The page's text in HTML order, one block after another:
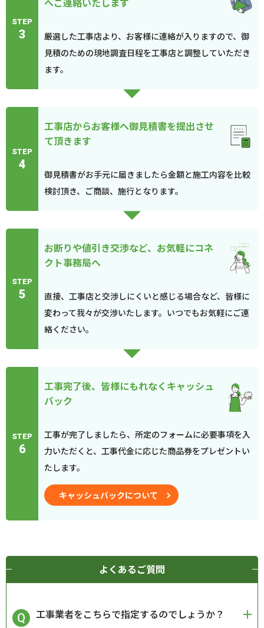
STEP
3
厳選した工事店より、お客様に連絡が入りますので、御
見積のための現地調査日程を工事店と調整していただき
ます。
STEP
4
工事店からお客様へ御見積書を提出させ
て頂きます
御見積書がお手元に届きましたら金額と施工内容を比較
検討頂き、ご商談、施行となります。
STEP
5
お断りや値引き交渉など、お気軽にコネ
クト事務局へ
直接、工事店と交渉しにくいと感じる場合など、皆様に
変わって我々が交渉いたします。いつでもお気軽にご連
絡ください。
STEP
6
工事完了後、皆様にもれなくキャッシュ
バック
工事が完了しましたら、所定のフォームに必要事項を入
力いただくと、工事代金に応じた商品券をプレゼントい
たします。
キャッシュバックについて
よくあるご質問
工事業者をこちらで指定するのでしょうか？